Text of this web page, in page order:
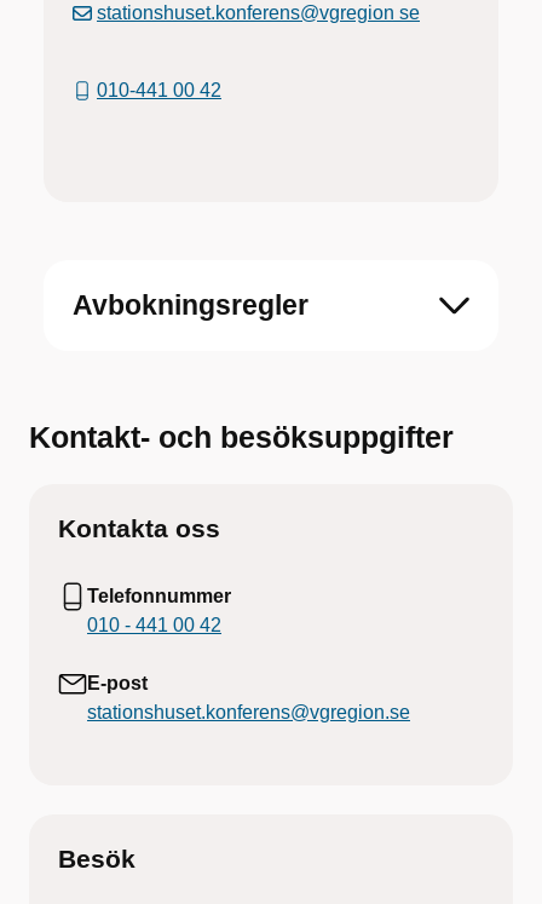
stationshuset.konferens@vgregion se
010-441 00 42
Avbokningsregler
Kontakt- och besöksuppgifter
Kontakta oss
Telefonnummer
010 - 441 00 42
E-post
stationshuset.konferens@vgregion.se
Besök